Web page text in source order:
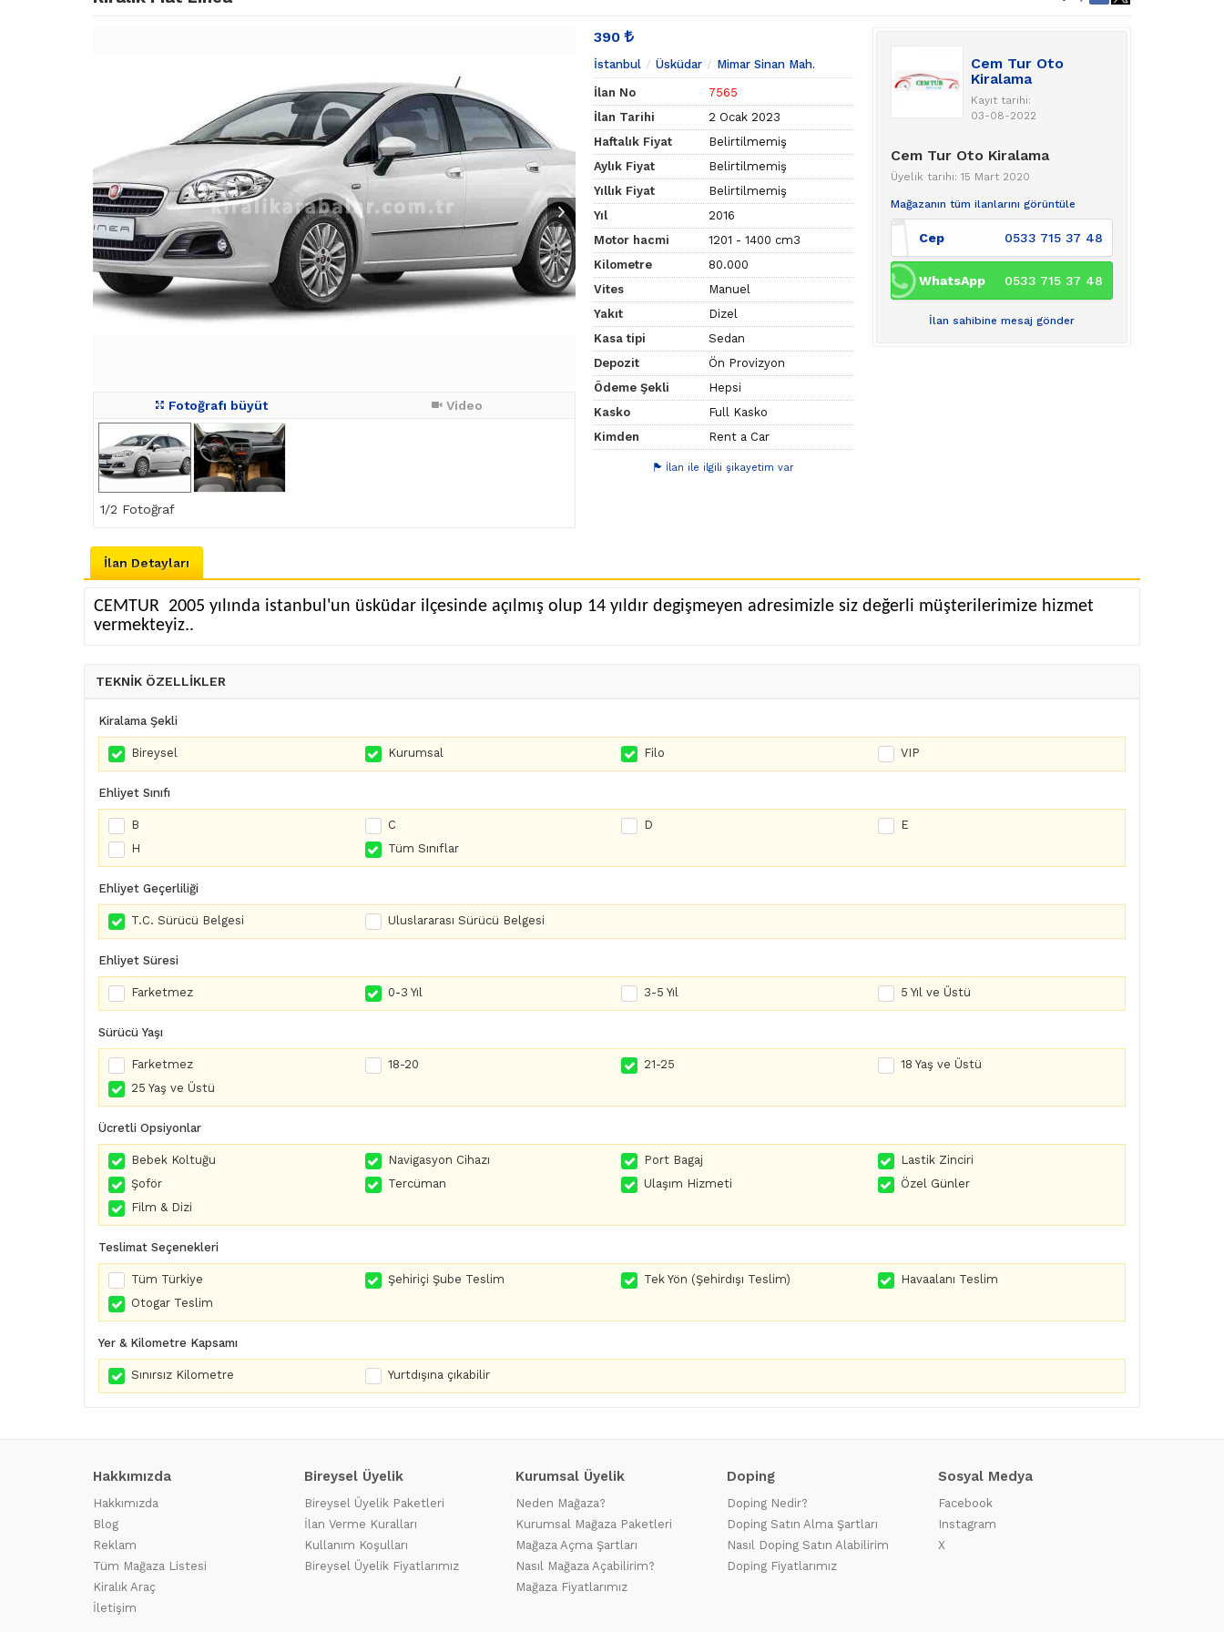
Fotoğrafı büyüt Video
1/2 Fotoğraf
390
İstanbul Üsküdar Mimar Sinan Mah.
İlan No
7565
İlan Tarihi
2 Ocak 2023
Haftalık Fiyat
Belirtilmemiş
Aylık Fiyat
Belirtilmemiş
Yıllık Fiyat
Belirtilmemiş
Yıl
2016
Motor hacmi
1201 - 1400 cm3
Kilometre
80.000
Vites
Manuel
Yakıt
Dizel
Kasa tipi
Sedan
Depozit
Ön Provizyon
Ödeme Şekli
Hepsi
Kasko
Full Kasko
Kimden
Rent a Car
İlan ile ilgili şikayetim var
Cem Tur Oto
Kiralama
Kayıt tarihi:
03-08-2022
Cem Tur Oto Kiralama
Üyelik tarihi: 15 Mart 2020
Mağazanın tüm ilanlarını görüntüle
Cep 0533 715 37 48
WhatsApp 0533 715 37 48
İlan sahibine mesaj gönder
İlan Detayları
CEMTUR 2005 yılında istanbul'un üsküdar ilçesinde açılmış olup 14 yıldır degişmeyen adresimizle siz değerli müşterilerimize hizmet
vermekteyiz..
TEKNİK ÖZELLİKLER
Kiralama Şekli
Bireysel Kurumsal Filo VIP
Ehliyet Sınıfı
B C D
E
H
Tüm Sınıflar
Ehliyet Geçerliliği
T.C. Sürücü Belgesi Uluslararası Sürücü Belgesi
Ehliyet Süresi
Farketmez 0-3 Yıl 3-5 Yıl 5 Yıl ve Üstü
Sürücü Yaşı
Farketmez 18-20 21-25
18 Yaş ve Üstü
25 Yaş ve Üstü
Ücretli Opsiyonlar
Bebek Koltuğu Navigasyon Cihazı Port Bagaj
Lastik Zinciri
Şoför
Tercüman Ulaşım Hizmeti
Özel Günler
Film & Dizi
Teslimat Seçenekleri
Tüm Türkiye Şehiriçi Şube Teslim Tek Yön (Şehirdışı Teslim)
Havaalanı Teslim
Otogar Teslim
Yer & Kilometre Kapsamı
Sınırsız Kilometre Yurtdışına çıkabilir
Hakkımızda
Hakkımızda
Blog
Reklam
Tüm Mağaza Listesi
Kiralık Araç
İletişim
Bireysel Üyelik
Bireysel Üyelik Paketleri
İlan Verme Kuralları
Kullanım Koşulları
Bireysel Üyelik Fiyatlarımız
Kurumsal Üyelik
Neden Mağaza?
Kurumsal Mağaza Paketleri
Mağaza Açma Şartları
Nasıl Mağaza Açabilirim?
Mağaza Fiyatlarımız
Doping
Doping Nedir?
Doping Satın Alma Şartları
Nasıl Doping Satın Alabilirim
Doping Fiyatlarımız
Sosyal Medya
Facebook
Instagram
X